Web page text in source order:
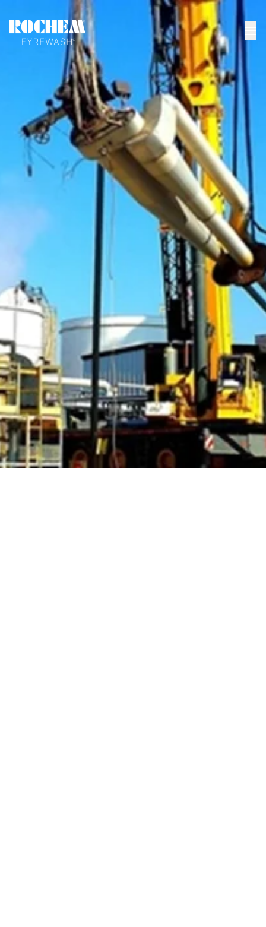
STARTSEITE> NEUIGKEITEN>
ALLES WAS SIE UBER GASTURBINEN WISSEN
MUSSEN
Alles, was Sie über
Gasturbinen wissen
müssen
Gasturbinen werden weltweit zum Antrieb aller
möglichen Sachen eingesetzt. Sie selbst haben davon
wohl schon oft profitiert, ohne sich darüber in Klaren
zu sein. Aber was sind Gasturbinen eigentlich? Wie
funktionieren sie und wie können Sie ihre Leistung
aufrechterhalten?
02.11.24 Gas Turbines | Umwelt